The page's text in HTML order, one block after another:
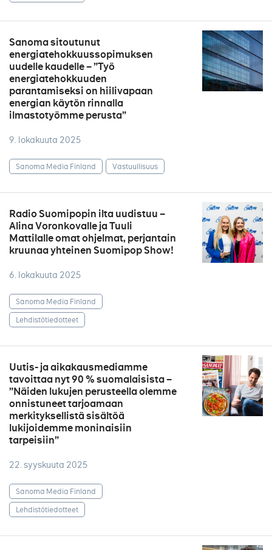
Sanoma sitoutunut
energiatehokkuussopimuksen
uudelle kaudelle – ”Työ
energiatehokkuuden
parantamiseksi on hiilivapaan
energian käytön rinnalla
ilmastotyömme perusta”
9. lokakuuta 2025
Sanoma Media Finland Vastuullisuus
Radio Suomipopin ilta uudistuu –
Alina Voronkovalle ja Tuuli
Mattilalle omat ohjelmat, perjantain
kruunaa yhteinen Suomipop Show!
6. lokakuuta 2025
Sanoma Media Finland
Lehdistötiedotteet
Uutis- ja aikakausmediamme
tavoittaa nyt 90 % suomalaisista –
”Näiden lukujen perusteella olemme
onnistuneet tarjoamaan
merkityksellistä sisältöä
lukijoidemme moninaisiin
tarpeisiin”
22. syyskuuta 2025
Sanoma Media Finland
Lehdistötiedotteet